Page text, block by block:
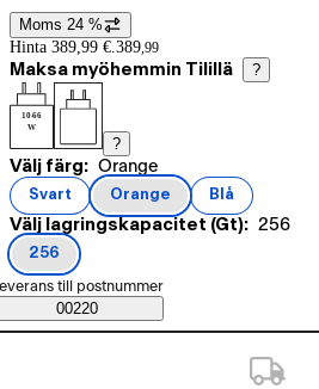
Prisinformation
Moms 24 %
Hinta 389,99 €. 389,99
Maksa myöhemmin Tilillä ?
10-66
W
?
Produktvarianter
Välj färg: Nuvarande val Orange
Orange
Svart
(färg)
Orange
(färg)
Blå
(färg)
Välj lagringskapacitet (Gt): 256
256
(lagringskapacitet (Gt)
Saatavuustiedot
beställningssätt
till postnummer
00220